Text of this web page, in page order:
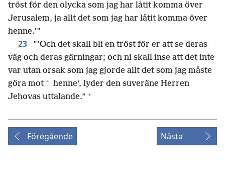
tröst för den olycka som jag har låtit komma över
Jerusalem, ja allt det som jag har låtit komma över
henne.’”
23
”’Och det skall bli en tröst för er att se deras
väg och deras gärningar; och ni skall inse att det inte
var utan orsak som jag gjorde allt det som jag måste
göra mot * henne’, lyder den suveräne Herren
Jehovas uttalande.” +
Föregående Nästa